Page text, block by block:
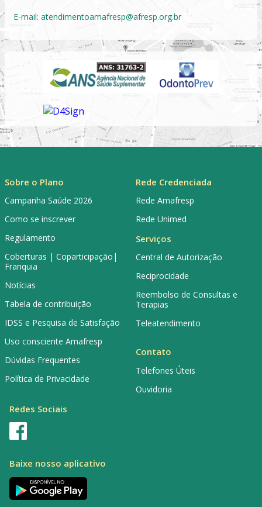
E-mail: atendimentoamafresp@afresp.org.br
Sobre o Plano
Campanha Saúde 2026
Como se inscrever
Regulamento
Coberturas | Coparticipação|
Franquia
Notícias
Tabela de contribuição
IDSS e Pesquisa de Satisfação
Uso consciente Amafresp
Dúvidas Frequentes
Política de Privacidade
Rede Credenciada
Rede Amafresp
Rede Unimed
Serviços
Central de Autorização
Reciprocidade
Reembolso de Consultas e
Terapias
Teleatendimento
Contato
Telefones Úteis
Ouvidoria
Redes Sociais
Baixe nosso aplicativo